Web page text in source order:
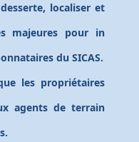
localiser et
majeures pour in
du SICAS.
les propriétaires
agents de terrain